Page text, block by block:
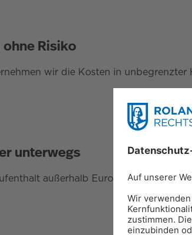
Risiko
wir die Kosten in unbegrenzter
unterwegs
außerhalb Europas bis zu 1